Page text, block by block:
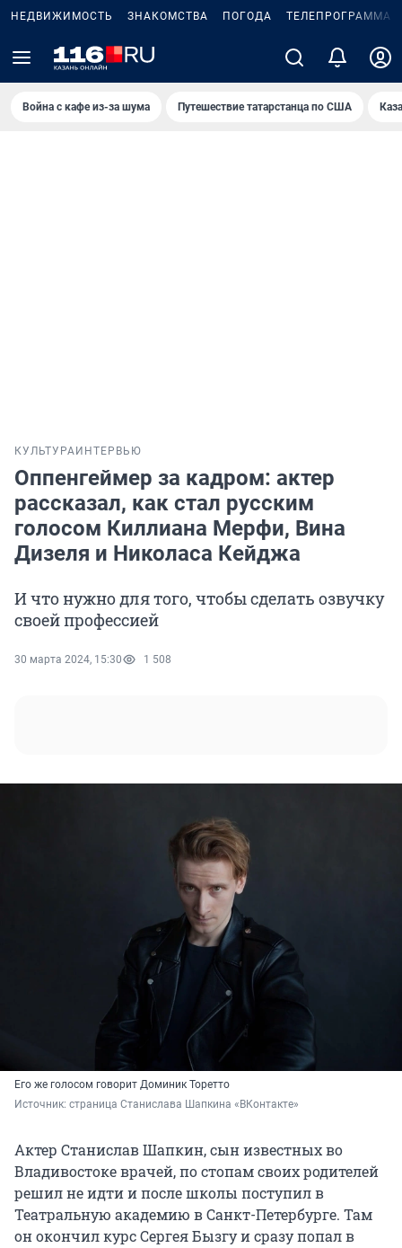
НЕДВИЖИМОСТЬ ЗНАКОМСТВА ПОГОДА ТЕЛЕПРОГРАММА
Война с кафе из-за шума Путешествие татарстанца по США
КУЛЬТУРА ИНТЕРВЬЮ
Оппенгеймер за кадром: актер
рассказал, как стал русским
голосом Киллиана Мерфи, Вина
Дизеля и Николаса Кейджа
И что нужно для того, чтобы сделать озвучку
своей профессией
30 марта 2024, 15:30 1 508
Его же голосом говорит Доминик Торетто
Источник: страница Станислава Шапкина «ВКонтакте»
Актер Станислав Шапкин, сын известных во
Владивостоке врачей, по стопам своих родителей
решил не идти и после школы поступил в
Театральную академию в Санкт-Петербурге. Там
он окончил курс Сергея Бызгу и сразу попал в